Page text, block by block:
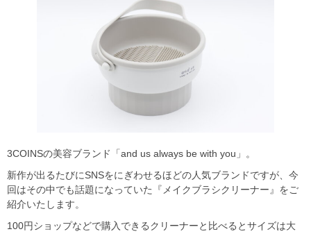
3COINSの美容ブランド「and us always be with you」。
新作が出るたびにSNSをにぎわせるほどの人気ブランドですが、今
回はその中でも話題になっていた『メイクブラシクリーナー』をご
紹介いたします。
100円ショップなどで購入できるクリーナーと比べるとサイズは大